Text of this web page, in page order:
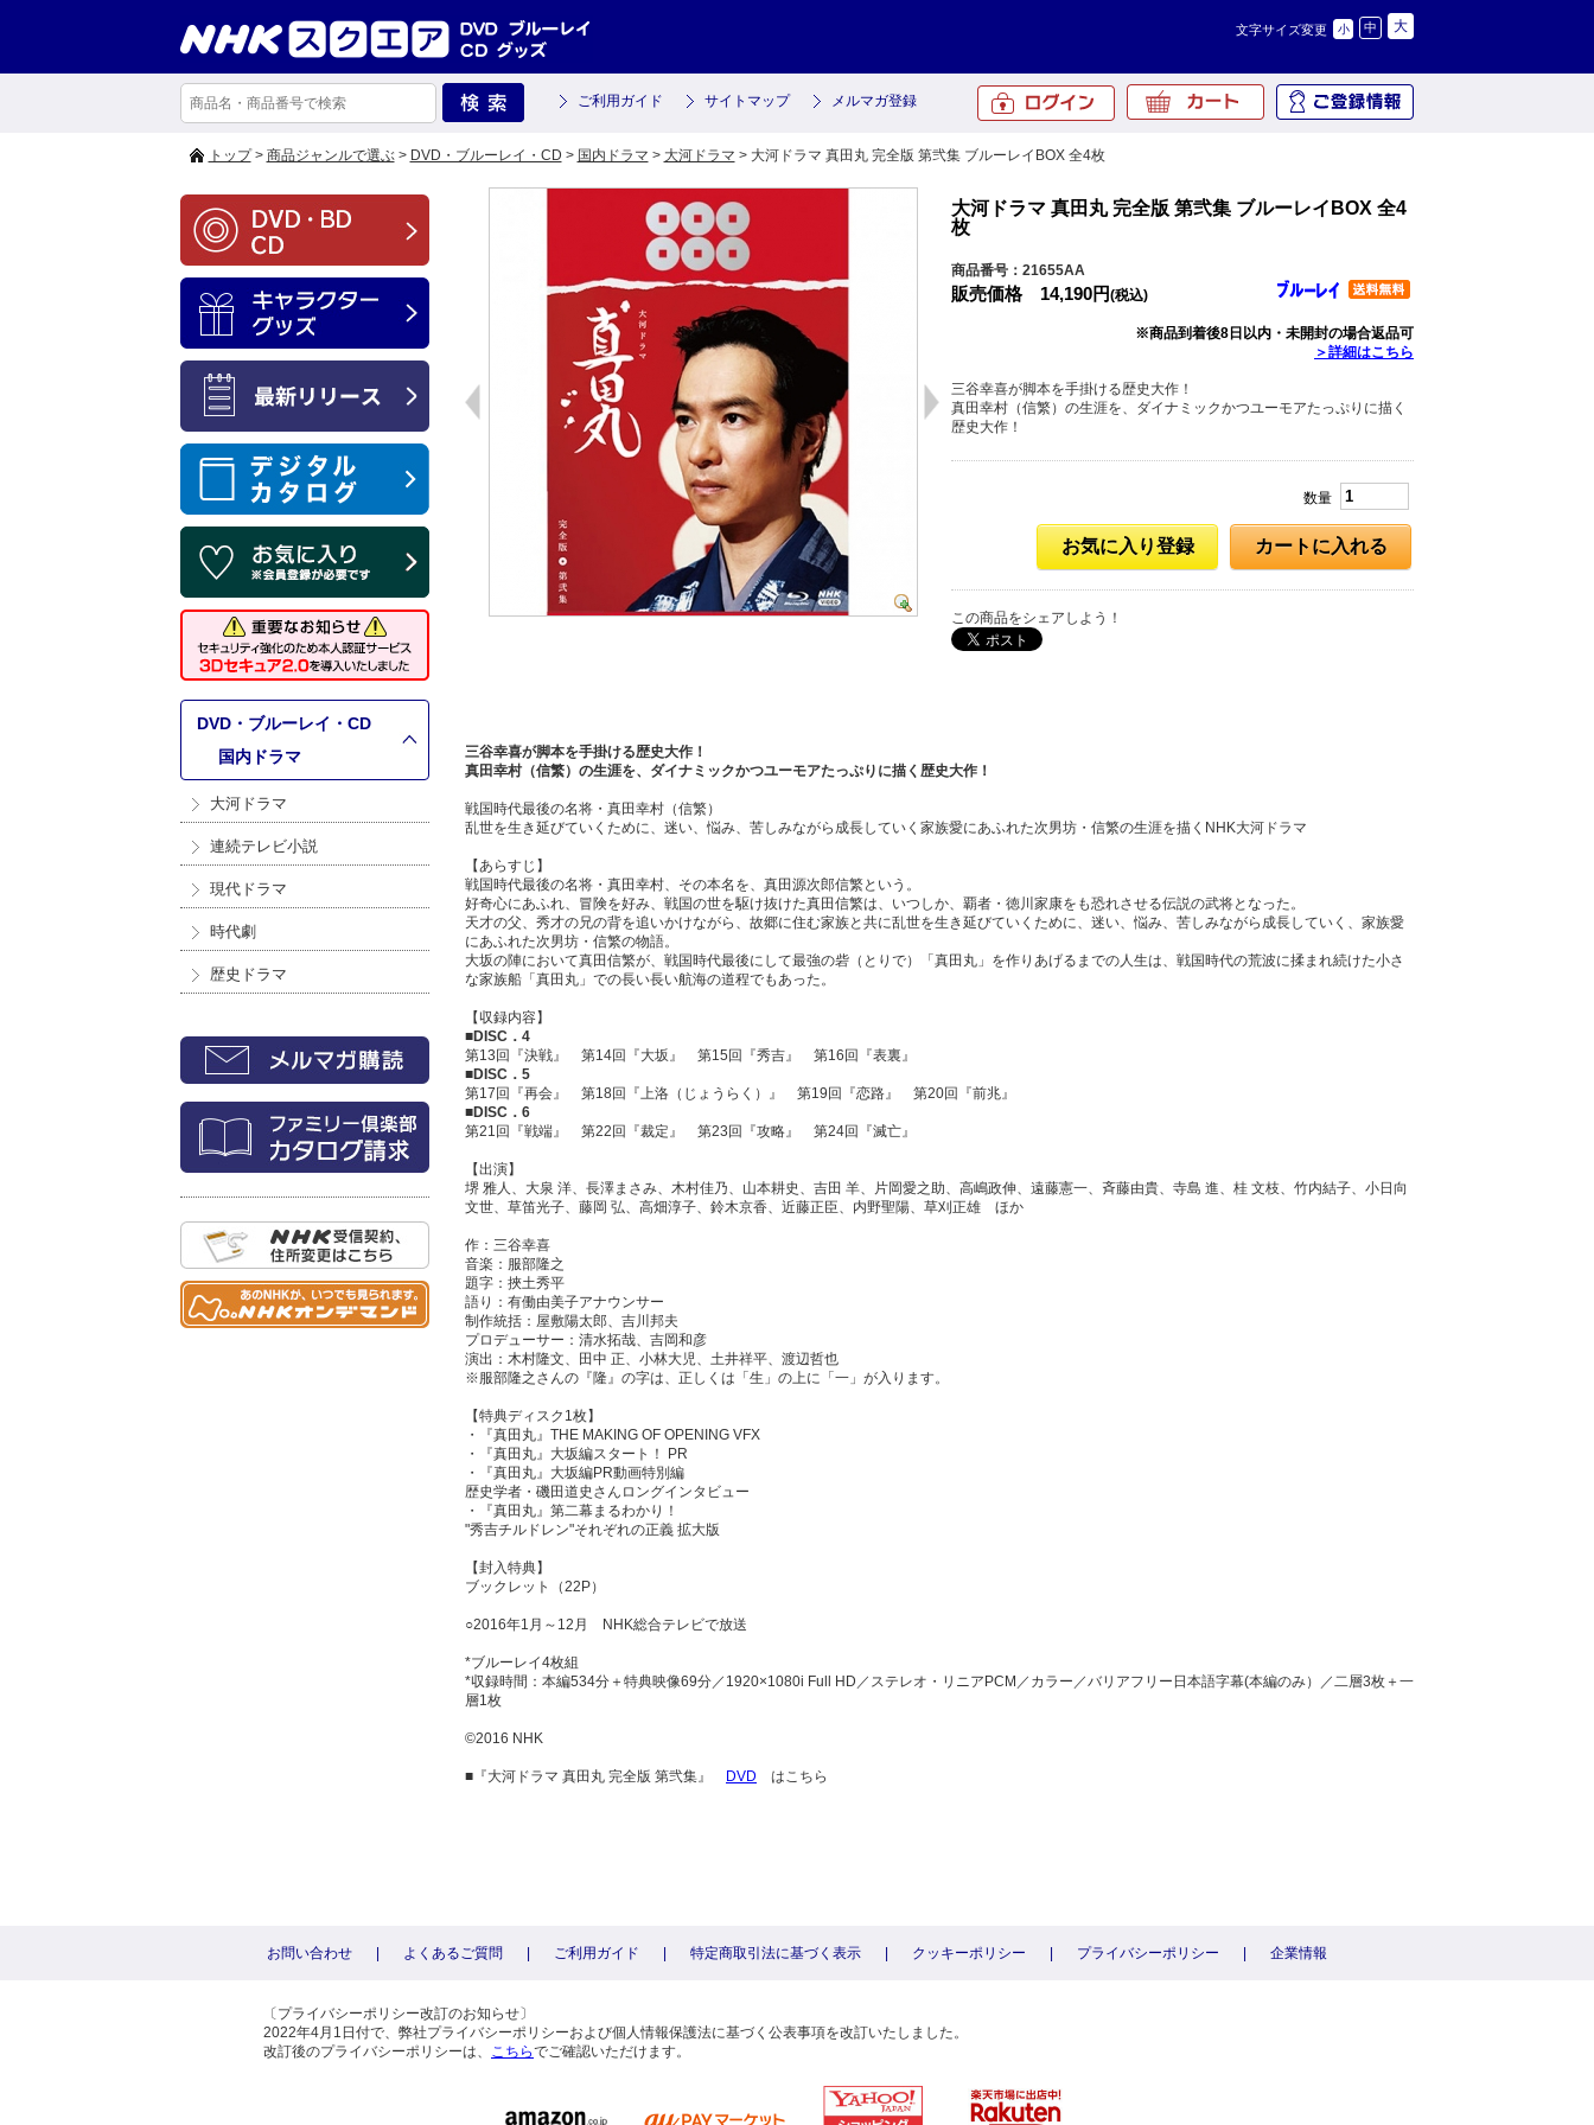
文字サイズ変更 小 中 大
ご利用ガイド サイトマップ メルマガ登録
トップ> 商品ジャンルで選ぶ> DVD・ブルーレイ・CD > 国内ドラマ > 大河ドラマ > 大河ドラマ 真田丸 完全版 第弐集 ブルーレイBOX 全4枚
DVD・ブルーレイ・CD
国内ドラマ
大河ドラマ
連続テレビ小説
現代ドラマ
時代劇
歴史ドラマ
大河ドラマ 真田丸 完全版 第弐集 ブルーレイBOX 全4
枚
商品番号：21655AA
販売価格 14,190円(税込)
※商品到着後8日以内・未開封の場合返品可
＞詳細はこちら
三谷幸喜が脚本を手掛ける歴史大作！
真田幸村（信繁）の生涯を、ダイナミックかつユーモアたっぷりに描く
歴史大作！
数量
カートに入れる
お気に入り登録
この商品をシェアしよう！
三谷幸喜が脚本を手掛ける歴史大作！
真田幸村（信繁）の生涯を、ダイナミックかつユーモアたっぷりに描く歴史大作！
戦国時代最後の名将・真田幸村（信繁）
乱世を生き延びていくために、迷い、悩み、苦しみながら成長していく家族愛にあふれた次男坊・信繁の生涯を描くNHK大河ドラマ
【あらすじ】
戦国時代最後の名将・真田幸村、その本名を、真田源次郎信繁という。
好奇心にあふれ、冒険を好み、戦国の世を駆け抜けた真田信繁は、いつしか、覇者・徳川家康をも恐れさせる伝説の武将となった。
天才の父、秀才の兄の背を追いかけながら、故郷に住む家族と共に乱世を生き延びていくために、迷い、悩み、苦しみながら成長していく、家族愛
にあふれた次男坊・信繁の物語。
大坂の陣において真田信繁が、戦国時代最後にして最強の砦（とりで）「真田丸」を作りあげるまでの人生は、戦国時代の荒波に揉まれ続けた小さ
な家族船「真田丸」での長い長い航海の道程でもあった。
【収録内容】
■DISC．4
第13回『決戦』 第14回『大坂』 第15回『秀吉』 第16回『表裏』
■DISC．5
第17回『再会』 第18回『上洛（じょうらく）』 第19回『恋路』 第20回『前兆』
■DISC．6
第21回『戦端』 第22回『裁定』 第23回『攻略』 第24回『滅亡』
【出演】
堺 雅人、大泉 洋、長澤まさみ、木村佳乃、山本耕史、吉田 羊、片岡愛之助、高嶋政伸、遠藤憲一、斉藤由貴、寺島 進、桂 文枝、竹内結子、小日向
文世、草笛光子、藤岡 弘、高畑淳子、鈴木京香、近藤正臣、内野聖陽、草刈正雄 ほか
作：三谷幸喜
音楽：服部隆之
題字：挾土秀平
語り：有働由美子アナウンサー
制作統括：屋敷陽太郎、吉川邦夫
プロデューサー：清水拓哉、吉岡和彦
演出：木村隆文、田中 正、小林大児、土井祥平、渡辺哲也
※服部隆之さんの『隆』の字は、正しくは「生」の上に「一」が入ります。
【特典ディスク1枚】
・『真田丸』THE MAKING OF OPENING VFX
・『真田丸』大坂編スタート！ PR
・『真田丸』大坂編PR動画特別編
歴史学者・磯田道史さんロングインタビュー
・『真田丸』第二幕まるわかり！
"秀吉チルドレン"それぞれの正義 拡大版
【封入特典】
ブックレット（22P）
○2016年1月～12月 NHK総合テレビで放送
*ブルーレイ4枚組
*収録時間：本編534分＋特典映像69分／1920×1080i Full HD／ステレオ・リニアPCM／カラー／バリアフリー日本語字幕(本編のみ）／二層3枚＋一
層1枚
©2016 NHK
■『大河ドラマ 真田丸 完全版 第弐集』 DVD はこちら
お問い合わせ よくあるご質問 ご利用ガイド 特定商取引法に基づく表示 クッキーポリシー プライバシーポリシー 企業情報
〔プライバシーポリシー改訂のお知らせ〕
2022年4月1日付で、弊社プライバシーポリシーおよび個人情報保護法に基づく公表事項を改訂いたしました。
改訂後のプライバシーポリシーは、 こちらでご確認いただけます。